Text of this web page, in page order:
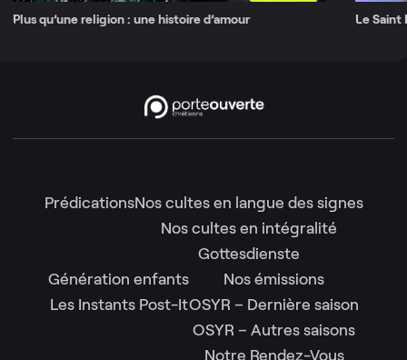
Plus qu’une religion : une histoire d’amour Le Saint
PrédicationsNos cultes en langue des signes
Nos cultes en intégralité
Gottesdienste
Génération enfants
Les Instants Post-It
Nos émissions
OSYR – Dernière saison
OSYR – Autres saisons
Notre Rendez-Vous